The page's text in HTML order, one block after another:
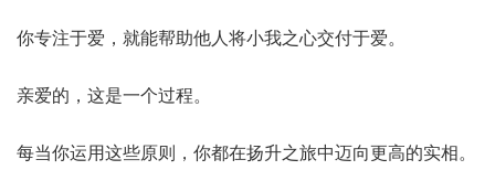
你专注于爱，就能帮助他人将小我之心交付于爱。
亲爱的，这是一个过程。
每当你运用这些原则，你都在扬升之旅中迈向更高的实相。